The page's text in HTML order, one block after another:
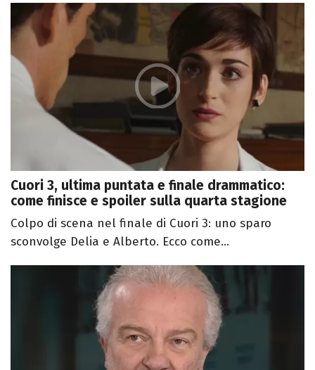
Cuori 3, ultima puntata e finale drammatico:
come finisce e spoiler sulla quarta stagione
Colpo di scena nel finale di Cuori 3: uno sparo
sconvolge Delia e Alberto. Ecco come...